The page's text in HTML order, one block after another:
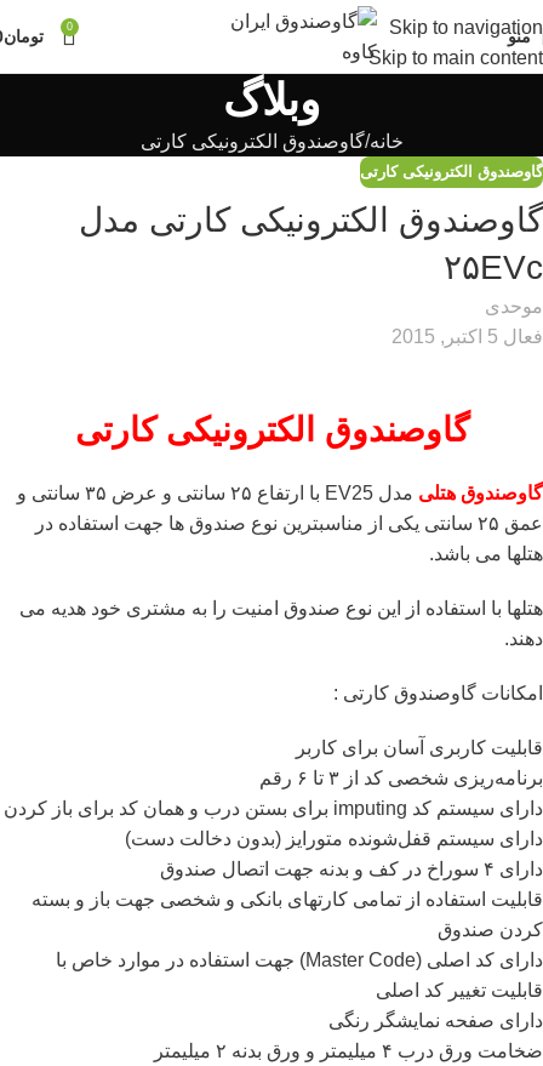
Skip to navigation
Skip to main content
منو 0 تومان
وبلاگ
خانه گاوصندوق الکترونیکی کارتی
گاوصندوق الکترونیکی کارتی
گاوصندوق الکترونیکی کارتی مدل
۲۵EVc
موحدی
فعال 5 اکتبر, 2015
گاوصندوق الکترونیکی کارتی
گاوصندوق هتلی
مدل EV25 با ارتفاع ۲۵ سانتی و عرض ۳۵ سانتی و
عمق ۲۵ سانتی یکی از مناسبترین نوع صندوق ها جهت استفاده در
هتلها می باشد.
هتلها با استفاده از این نوع صندوق امنیت را به مشتری خود هدیه می
دهند.
امکانات گاوصندوق کارتی :
قابلیت کاربری آسان برای کاربر
برنامه‌ریزی شخصی کد از ۳ تا ۶ رقم
دارای سیستم کد imputing برای بستن درب و همان کد برای باز کردن
دارای سیستم قفل‌شونده متورایز (بدون دخالت دست)
دارای ۴ سوراخ در کف و بدنه جهت اتصال صندوق
قابلیت استفاده از تمامی ‌کارتهای بانکی و شخصی جهت باز و بسته
‌کردن صندوق
دارای کد اصلی (Master Code) جهت استفاده در موارد خاص با
قابلیت تغییر کد اصلی
دارای صفحه نمایشگر رنگی
ضخامت ورق درب ۴ میلیمتر و ورق بدنه ۲ میلیمتر